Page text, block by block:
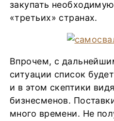
закупать
«третьих» странах.
Впрочем, с
ситуации список
и в этом скептики
бизнесменов.
много времени. Не